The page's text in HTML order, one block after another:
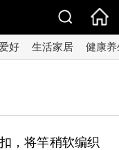
好 生活家居 健康养
，将竿稍软编织